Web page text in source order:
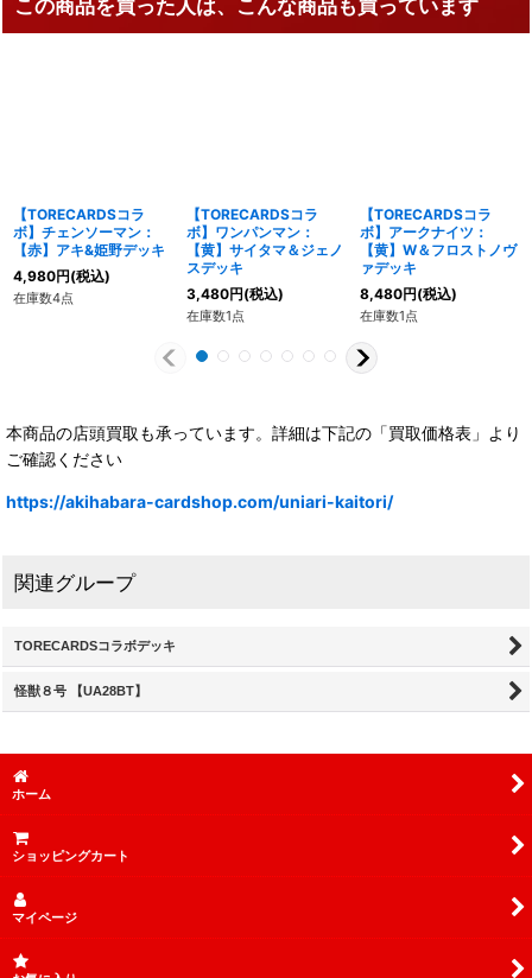
この商品を買った人は、こんな商品も買っています
【TORECARDSコラ
ボ】チェンソーマン：
【赤】アキ&姫野デッキ
4,980円(税込)
在庫数4点
【TORECARDSコラ
ボ】ワンパンマン：
【黄】サイタマ＆ジェノ
スデッキ
3,480円(税込)
在庫数1点
【TORECARDSコラ
ボ】アークナイツ：
【黄】W＆フロストノヴ
ァデッキ
8,480円(税込)
在庫数1点
本商品の店頭買取も承っています。詳細は下記の「買取価格表」より
ご確認ください
https://akihabara-cardshop.com/uniari-kaitori/
関連グループ
TORECARDSコラボデッキ
怪獣８号 【UA28BT】
ホーム
ショッピングカート
マイページ